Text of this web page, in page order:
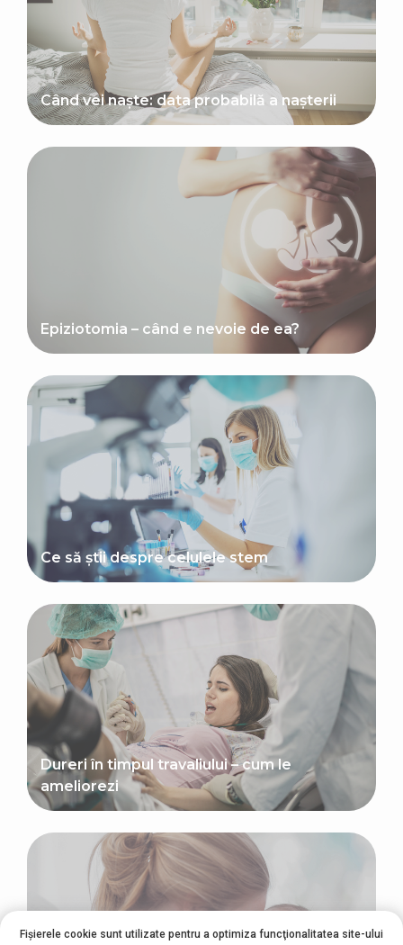
Când vei naște: data probabilă a nașterii
Epiziotomia – când e nevoie de ea?
Ce să știi despre celulele stem
Dureri în timpul travaliului – cum le
ameliorezi
Fișierele cookie sunt utilizate pentru a optimiza funcţionalitatea site-ului